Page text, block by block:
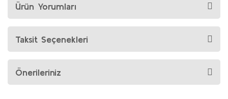
Ürün Yorumları
Taksit Seçenekleri
Önerileriniz